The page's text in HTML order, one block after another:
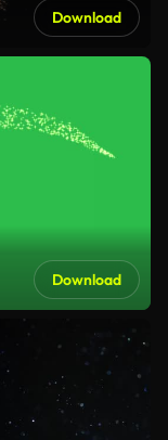
Download
Download